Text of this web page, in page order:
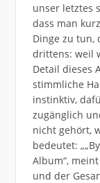
unser letztes
dass man
Dinge zu tun,
drittens: weil
Detail dieses
stimmliche
instinktiv,
zugänglich
nicht gehört,
bedeutet:
Album“,
und der